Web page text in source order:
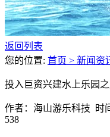
返回列表
您的位置: 首页 > 新闻资
投入巨资兴建水上乐园
作者：海山游乐科技 时
538